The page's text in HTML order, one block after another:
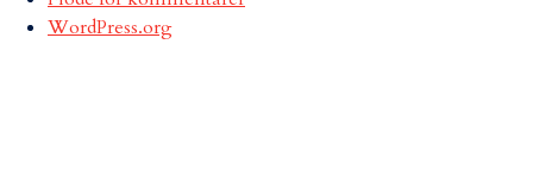
WordPress.org